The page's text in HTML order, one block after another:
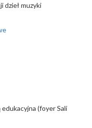
dzieł muzyki
(foyer Sali